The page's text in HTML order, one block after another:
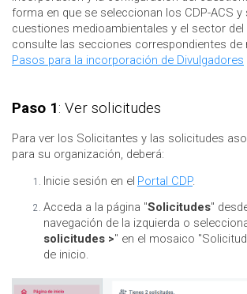
forma en que se seleccionan los CDP-ACS y
cuestiones medioambientales y el sector
consulte las secciones correspondientes de
Pasos para la incorporación de Divulgadores
Paso 1: Ver solicitudes
Para ver los Solicitantes y las solicitudes
para su organización, deberá:
Inicie sesión en el Portal CDP.
Acceda a la página "Solicitudes"
navegación de la izquierda o
solicitudes >" en el mosaico
de inicio.